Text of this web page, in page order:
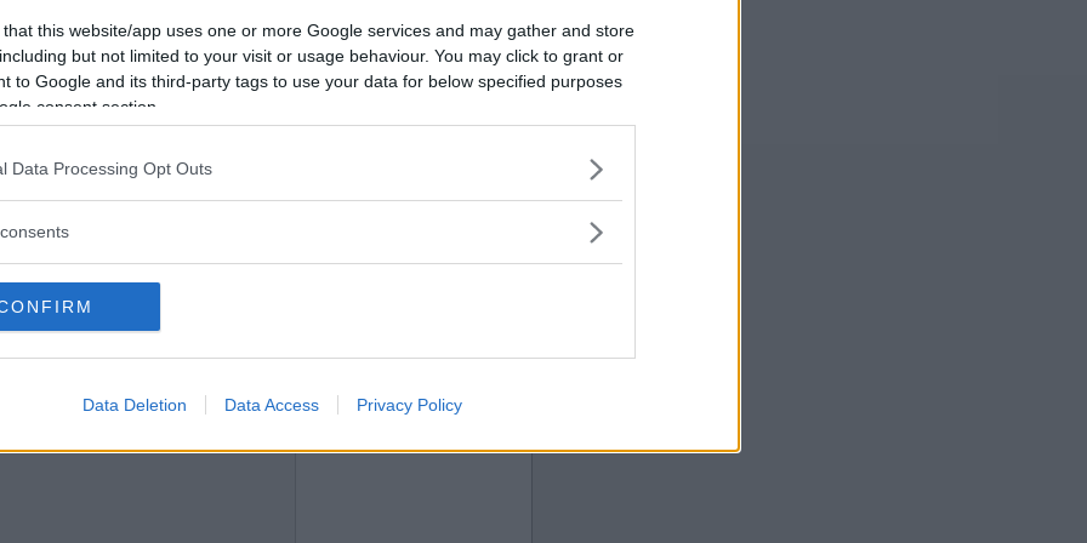
that this website/app uses one or more Google services and may gather and store
but not limited to your visit or usage behaviour. You may click to grant or
to Google and its third-party tags to use your data for below specified purposes
consent section.
Data Processing Opt Outs
Data Deletion Data Access Privacy Policy
2021-02-15 17:44
Vill du bli
medlem?